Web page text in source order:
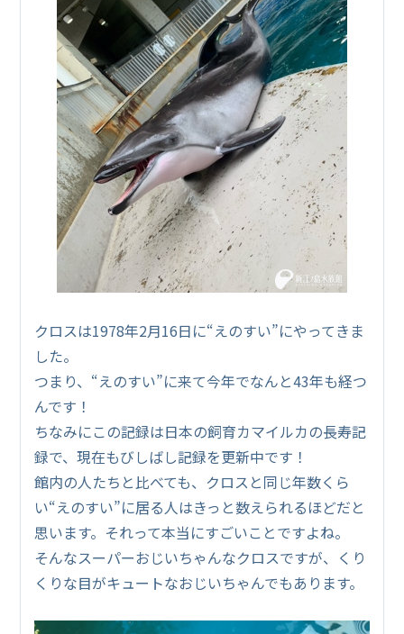
クロスは1978年2月16日に“えのすい”にやってきま
した。
つまり、“えのすい”に来て今年でなんと43年も経つ
んです！
ちなみにこの記録は日本の飼育カマイルカの長寿記
録で、現在もびしばし記録を更新中です！
館内の人たちと比べても、クロスと同じ年数くら
い“えのすい”に居る人はきっと数えられるほどだと
思います。それって本当にすごいことですよね。
そんなスーパーおじいちゃんなクロスですが、くり
くりな目がキュートなおじいちゃんでもあります。